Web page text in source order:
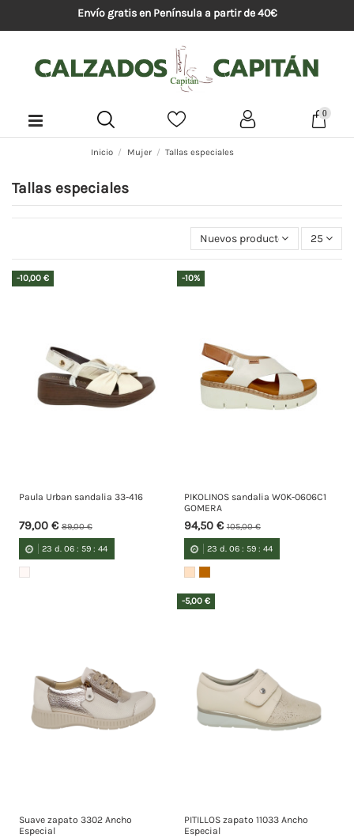
Envío gratis en Península a partir de 40€
0
Inicio Mujer Tallas especiales
Tallas especiales
Nuevos productos primeros
25
-10,00 €
Paula Urban sandalia 33-416
79,00 €89,00 €
23 d. 06 :59 :44
-10%
PIKOLINOS sandalia W0K-0606C1
GOMERA
94,50 €105,00 €
23 d. 06 :59 :44
Suave zapato 3302 Ancho
Especial
-5,00 €
PITILLOS zapato 11033 Ancho
Especial